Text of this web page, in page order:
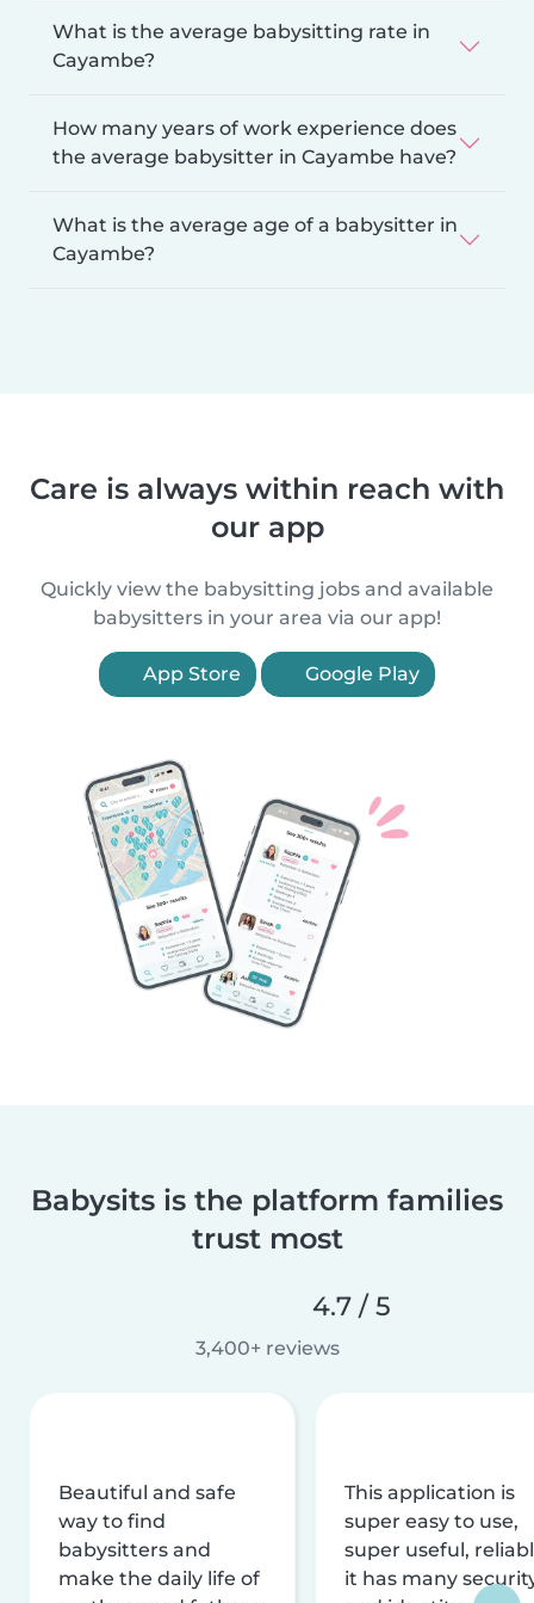
What is the average babysitting rate in
Cayambe?
How many years of work experience does
the average babysitter in Cayambe have?
What is the average age of a babysitter in
Cayambe?
Care is always within reach with
our app
Quickly view the babysitting jobs and available
babysitters in your area via our app!
App Store Google Play
Babysits is the platform families
trust most
4.7 / 5
3,400+ reviews
Beautiful and safe
way to find
babysitters and
make the daily life of
This application is
super easy to use,
super useful,
it has many